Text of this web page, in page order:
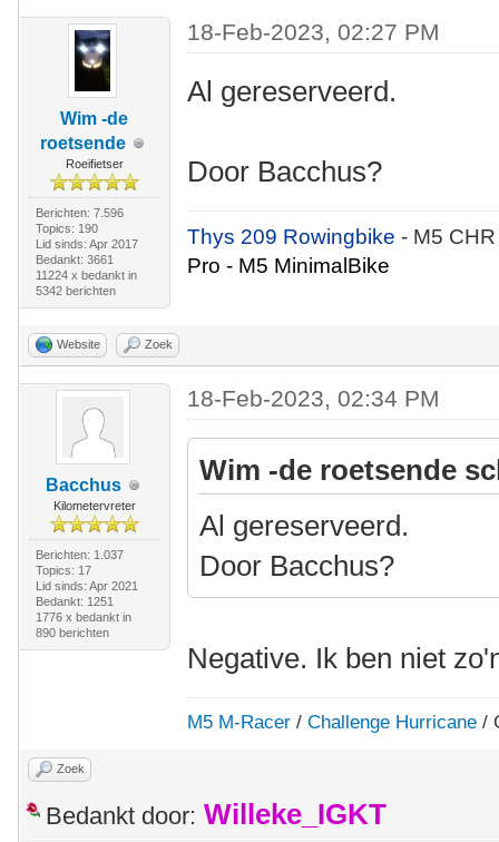
Wim -de
roetsende
Roeifietser
Berichten: 7.596
Topics: 190
Lid sinds: Apr 2017
Bedankt: 3661
11224 x bedankt in
5342 berichten
18-Feb-2023, 02:27 PM
Al gereserveerd.
Door Bacchus?
Thys 209 Rowingbike- M5
Pro - M5 MinimalBike
Website Zoek
Bacchus
Kilometervreter
Berichten: 1.037
Topics: 17
Lid sinds: Apr 2021
Bedankt: 1251
1776 x bedankt in
890 berichten
18-Feb-2023, 02:34 PM
Wim -de roetsende
Al gereserveerd.
Door Bacchus?
Negative. Ik ben niet
M5 M-Racer /Challenge Hurricane /
Zoek
Bedankt door: Willeke_IGKT